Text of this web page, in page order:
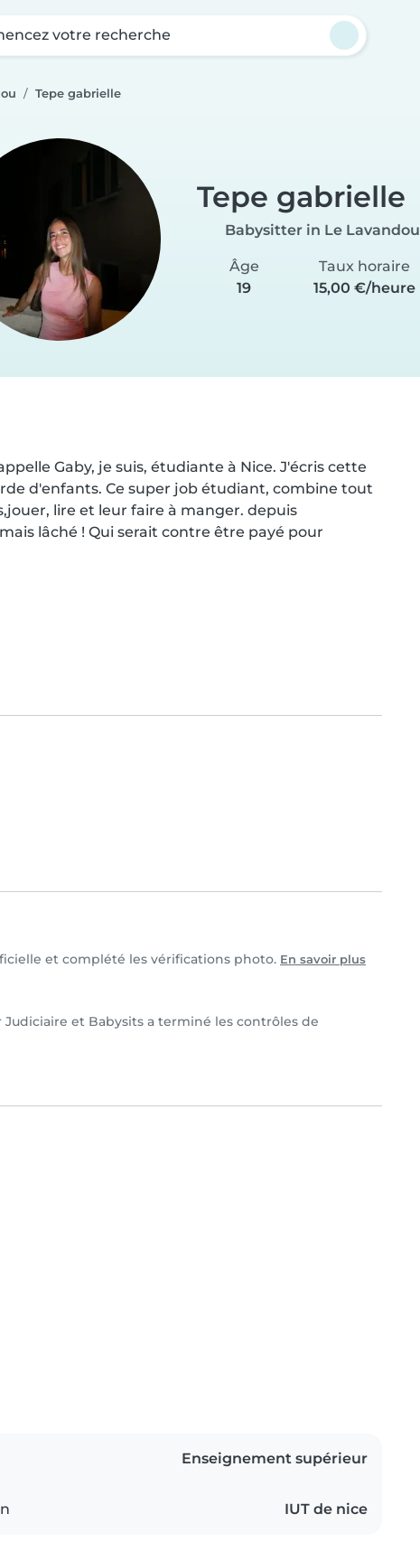
votre recherche
Tepe gabrielle
Tepe gabrielle
Babysitter in Le Lavandou
Âge
19
Taux horaire
15,00 €/heure
Gaby, je suis, étudiante à Nice. J'écris cette
d'enfants. Ce super job étudiant, combine tout
lire et leur faire à manger. depuis
lâché ! Qui serait contre être payé pour
et complété les vérifications photo. En savoir plus
et Babysits a terminé les contrôles de
Enseignement supérieur
IUT de nice